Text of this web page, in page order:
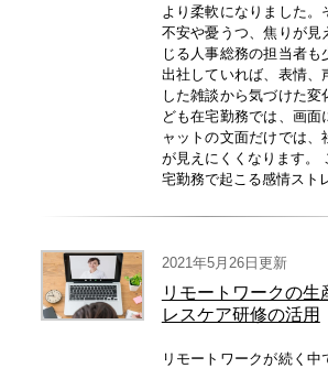
より柔軟になりました
不安や憂うつ、焦りが見
じる人事総務の担当者も
出社していれば、表情、
した雑談から気づけた
ども在宅勤務では、画面
ャットの文面だけでは
が見えにくくなります。
宅勤務で起こる感情スト
2021年5月26日更新
リモートワークの生
レスケア研修の活用
リモートワークが続く